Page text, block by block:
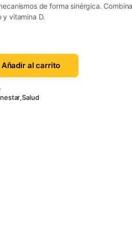
de forma sinérgica.
y vitamina D.
Añadir al carrito
,Salud